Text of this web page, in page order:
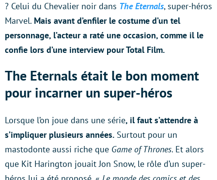
? Celui du Chevalier noir dans The Eternals, super-héros
Marvel. Mais avant d’enfiler le costume d’un tel
personnage, l’acteur a raté une occasion, comme il le
confie lors d’une interview pour Total Film.
The Eternals était le bon moment
pour incarner un super-héros
Lorsque l’on joue dans une série, il faut s’attendre à
s’impliquer plusieurs années. Surtout pour un
mastodonte aussi riche que Game of Thrones. Et alors
que Kit Harington jouait Jon Snow, le rôle d’un super-